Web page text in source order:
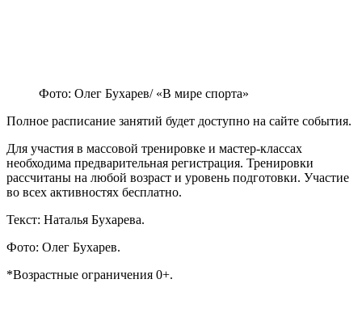
Фото: Олег Бухарев/ «В мире спорта»
Полное расписание занятий будет доступно на сайте события.
Для участия в массовой тренировке и мастер-классах
необходима предварительная регистрация. Тренировки
рассчитаны на любой возраст и уровень подготовки. Участие
во всех активностях бесплатно.
Текст: Наталья Бухарева.
Фото: Олег Бухарев.
*Возрастные ограничения 0+.